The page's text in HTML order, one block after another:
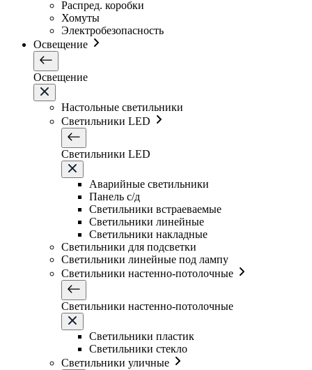
Распред. коробки
Хомуты
Электробезопасность
Освещение
Освещение
Настольные светильники
Светильники LED
Светильники LED
Аварийные светильники
Панель с/д
Светильники встраеваемые
Светильники линейные
Светильники накладные
Светильники для подсветки
Светильники линейные под лампу
Светильники настенно-потолочные
Светильники настенно-потолочные
Светильники плаcтик
Светильники стекло
Светильники уличные